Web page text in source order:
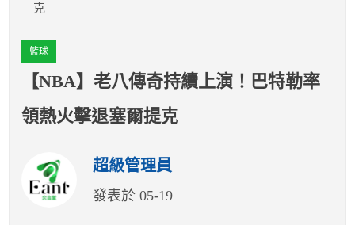
棒球
球隊數據
開賽列表
克
籃球
【NBA】老八傳奇持續上演！巴特勒率
領熱火擊退塞爾提克
超級管理員
發表於 05-19